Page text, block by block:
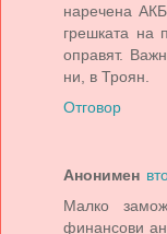
наречена
грешката на
оправят.
ни, в Троян.
Отговор
Анонимен
Малко
финансови